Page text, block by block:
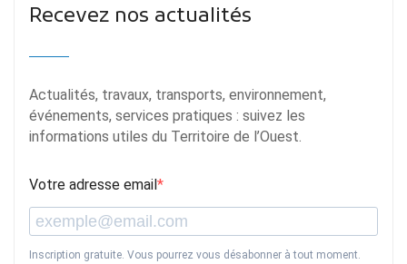
Recevez nos actualités
Actualités, travaux, transports, environnement,
événements, services pratiques : suivez les
informations utiles du Territoire de l’Ouest.
Votre adresse email
Inscription gratuite. Vous pourrez vous désabonner à tout moment.